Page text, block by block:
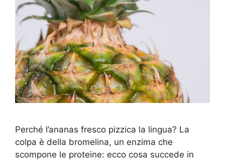
Perché l’ananas fresco pizzica la lingua? La
colpa è della bromelina, un enzima che
scompone le proteine: ecco cosa succede in